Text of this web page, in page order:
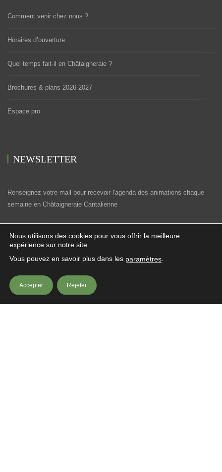
Comment venir chez nous ?
Horaires d’ouverture
Quel temps fait-il en Châtaigneraie ?
Brochures & plans 2026-2027
Espace pro
NEWSLETTER
Renseignez votre mail pour recevoir l'agenda des animations chaque
semaine en Châtaigneraie Cantalienne
Votre e-mail
J'accepte de recevoir les lettres d'infos de l'Office de Tourisme
Nous utilisons des cookies pour vous offrir la meilleure
expérience sur notre site.
Vous pouvez en savoir plus dans les paramètres
Accepter Rejeter